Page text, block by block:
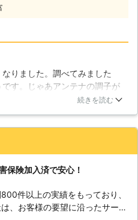
】 設置方法を考える際に選択
害物があると映りが悪くなってし
ので、できるだけ高い場所に設置
必要があるからです。 屋根に設
場合、支柱とワイヤーでアンテ
定します。正しく固定すれば安
ダに取り付けるなら】 近年は壁
ランダの手すりなどにアンテナ
置することも多くなりました。そ
採用されるのが平面アンテナ
っきりとしたデザインが特徴に
りました。調べてみました
す。じゃあアンテナの調子が
みると、アンテナが破損してい
もそんなに高くなかったと思
が親切な方だったことに好感
続きを読む
保険加入済で安心！
件以上の実績をもっており、
、お客様の要望に沿ったサービ